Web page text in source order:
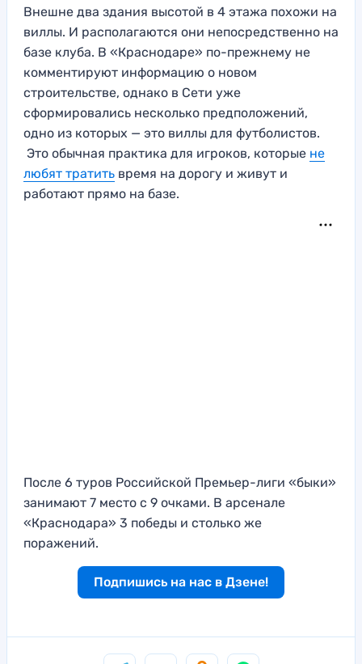
Внешне два здания высотой в 4 этажа похожи на
виллы. И располагаются они непосредственно на
базе клуба. В «Краснодаре» по-прежнему не
комментируют информацию о новом
строительстве, однако в Сети уже
сформировались несколько предположений,
одно из которых — это виллы для футболистов.
Это обычная практика для игроков, которые не
любят тратить время на дорогу и живут и
работают прямо на базе.
После 6 туров Российской Премьер-лиги «быки»
занимают 7 место с 9 очками. В арсенале
«Краснодара» 3 победы и столько же
поражений.
Подпишись на нас в Дзене!